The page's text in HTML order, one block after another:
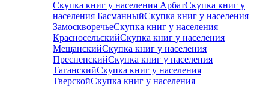
Скупка книг у населения АрбатСкупка книг у
населения БасманныйСкупка книг у населения
ЗамоскворечьеСкупка книг у населения
КрасносельскийСкупка книг у населения
МещанскийСкупка книг у населения
ПресненскийСкупка книг у населения
ТаганскийСкупка книг у населения
ТверскойСкупка книг у населения